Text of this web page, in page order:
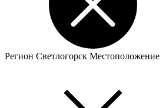
Регион Светлогорск Местоположение